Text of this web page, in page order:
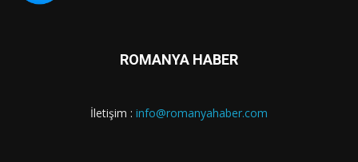
ROMANYA HABER
İletişim : info@romanyahaber.com